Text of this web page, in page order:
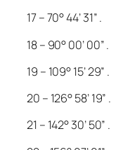
17 – 70° 44’ 31” .
18 – 90° 00’ 00” .
19 – 109° 15’ 29” .
20 – 126° 58’ 19” .
21 – 142° 30’ 50” .